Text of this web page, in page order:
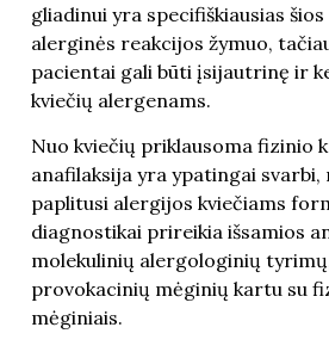
gliadinui yra specifiškiausias
alerginės reakcijos žymuo,
pacientai gali būti įsijautrinę ir
kviečių alergenams.
Nuo kviečių priklausoma fizinio
anafilaksija yra ypatingai svarbi,
paplitusi alergijos kviečiams
diagnostikai prireikia išsamios
molekulinių alergologinių
provokacinių mėginių kartu su
mėginiais.